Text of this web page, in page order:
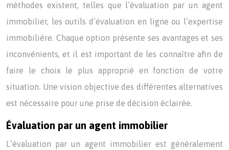
méthodes existent, telles que l’évaluation par un agent
immobilier, les outils d’évaluation en ligne ou l’expertise
immobilière. Chaque option présente ses avantages et ses
inconvénients, et il est important de les connaître afin de
faire le choix le plus approprié en fonction de votre
situation. Une vision objective des différentes alternatives
est nécessaire pour une prise de décision éclairée.
Évaluation par un agent immobilier
L’évaluation par un agent immobilier est généralement